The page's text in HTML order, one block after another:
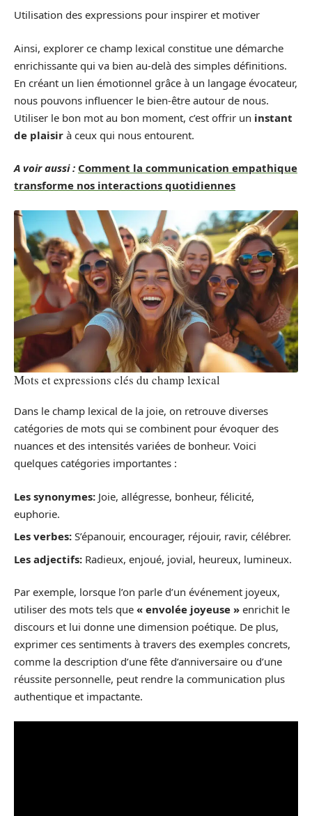
Utilisation des expressions pour inspirer et motiver
Ainsi, explorer ce champ lexical constitue une démarche
enrichissante qui va bien au-delà des simples définitions.
En créant un lien émotionnel grâce à un langage évocateur,
nous pouvons influencer le bien-être autour de nous.
Utiliser le bon mot au bon moment, c’est offrir un instant
de plaisir à ceux qui nous entourent.
A voir aussi : Comment la communication empathique
transforme nos interactions quotidiennes
Mots et expressions clés du champ lexical
Dans le champ lexical de la joie, on retrouve diverses
catégories de mots qui se combinent pour évoquer des
nuances et des intensités variées de bonheur. Voici
quelques catégories importantes :
Les synonymes: Joie, allégresse, bonheur, félicité,
euphorie.
Les verbes: S’épanouir, encourager, réjouir, ravir, célébrer.
Les adjectifs: Radieux, enjoué, jovial, heureux, lumineux.
Par exemple, lorsque l’on parle d’un événement joyeux,
utiliser des mots tels que « envolée joyeuse » enrichit le
discours et lui donne une dimension poétique. De plus,
exprimer ces sentiments à travers des exemples concrets,
comme la description d’une fête d’anniversaire ou d’une
réussite personnelle, peut rendre la communication plus
authentique et impactante.